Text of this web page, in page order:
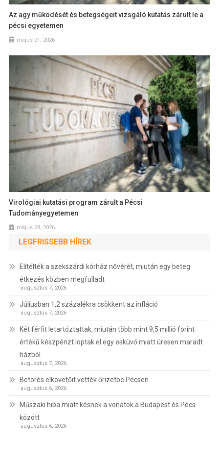
Az agy működését és betegségeit vizsgáló kutatás zárult le a
pécsi egyetemen
május 21, 2026
Virológiai kutatási program zárult a Pécsi
Tudományegyetemen
május 28, 2026
LEGFRISSEBB HÍREK
Elítélték a szekszárdi kórház nővérét, miután egy beteg
étkezés közben megfulladt
augusztus 7, 2026
Júliusban 1,2 százalékra csökkent az infláció
augusztus 7, 2026
Két férfit letartóztattak, miután több mint 9,5 millió forint
értékű készpénzt loptak el egy esküvő miatt üresen maradt
házból
augusztus 7, 2026
Betörés elkövetőit vették őrizetbe Pécsen
augusztus 6, 2026
Műszaki hiba miatt késnek a vonatok a Budapest és Pécs
között
augusztus 6, 2026